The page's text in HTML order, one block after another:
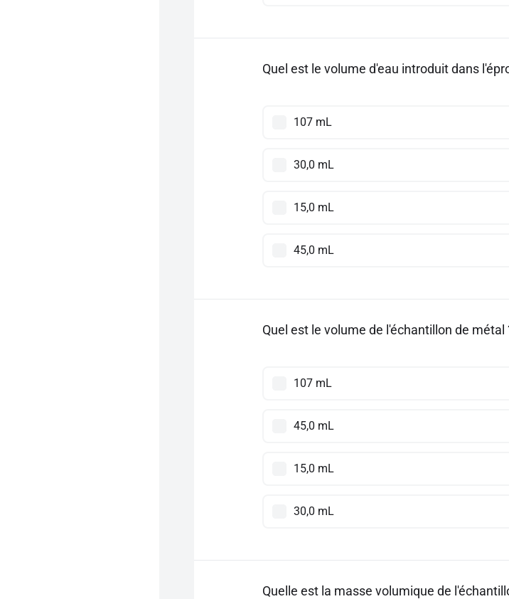
Quel est le volume d'eau introduit dans
107 mL
30,0 mL
15,0 mL
45,0 mL
Quel est le volume de l'échantillon de métal
107 mL
45,0 mL
15,0 mL
30,0 mL
Quelle est la masse volumique de